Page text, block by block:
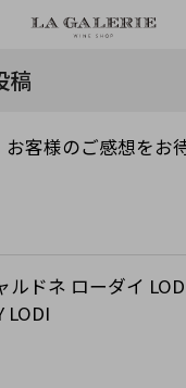
稿
客様のご感想をお
ルドネ ローダイ
LODI